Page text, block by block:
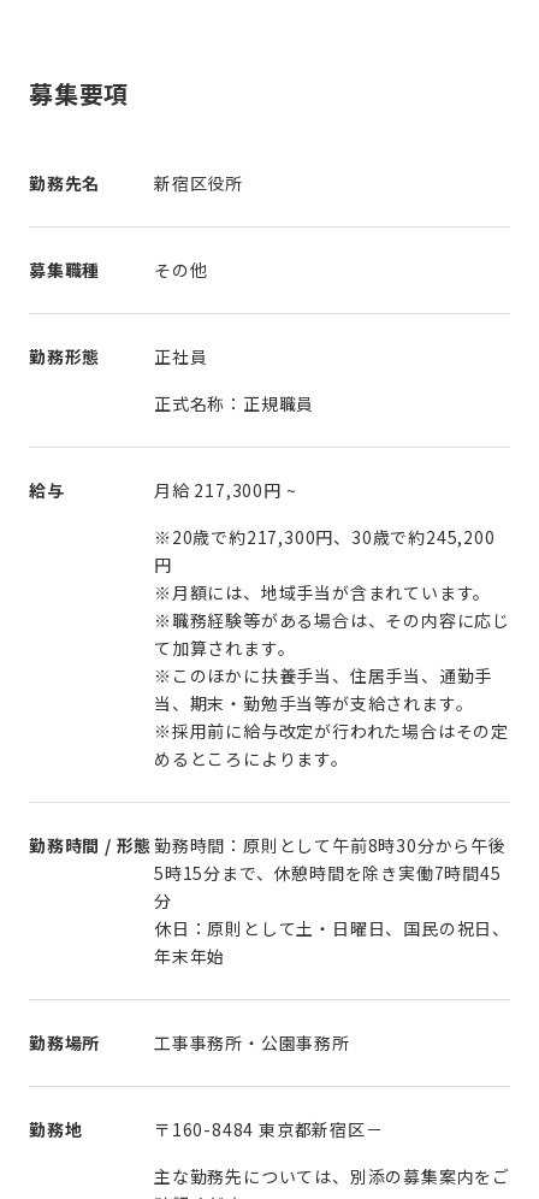
募集要項
勤務先名 新宿区役所
募集職種 その他
勤務形態
正社員
正式名称：正規職員
給与 月給 217,300円 ~
※20歳で約217,300円、30歳で約245,200
円
※月額には、地域手当が含まれています。
※職務経験等がある場合は、その内容に応じ
て加算されます。
※このほかに扶養手当、住居手当、通勤手
当、期末・勤勉手当等が支給されます。
※採用前に給与改定が行われた場合はその定
めるところによります。
勤務時間 / 形態勤務時間：原則として午前8時30分から午後
5時15分まで、休憩時間を除き実働7時間45
分
休日：原則として土・日曜日、国民の祝日、
年末年始
勤務場所 工事事務所・公園事務所
勤務地
〒160-8484 東京都新宿区－
主な勤務先については、別添の募集案内をご